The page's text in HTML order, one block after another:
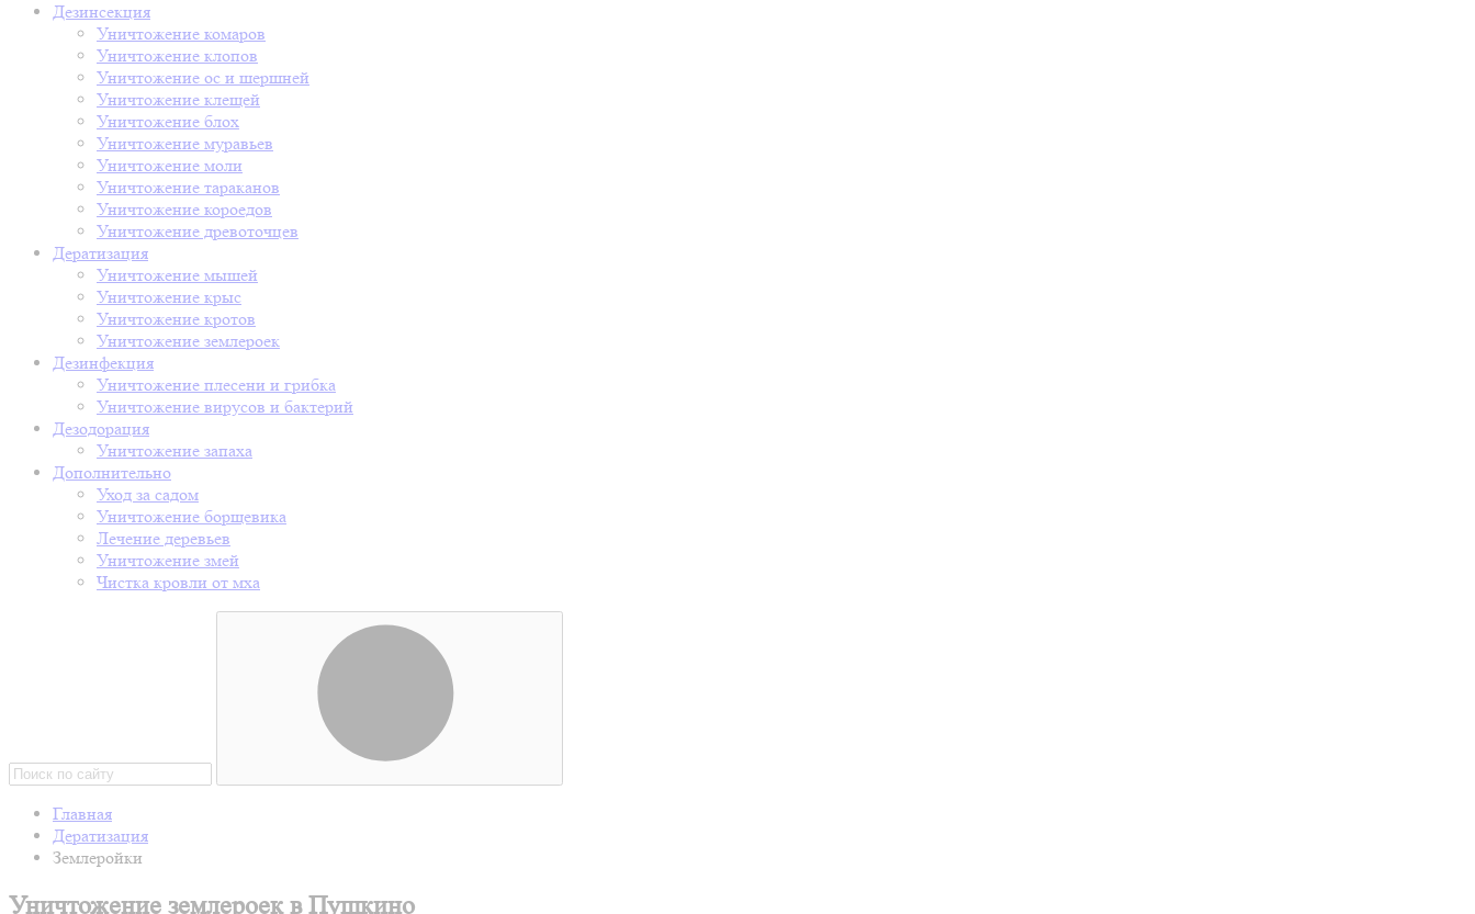
Дезинсекция
Уничтожение комаров
Уничтожение клопов
Уничтожение ос и шершней
Уничтожение клещей
Уничтожение блох
Уничтожение муравьев
Уничтожение моли
Уничтожение тараканов
Уничтожение короедов
Уничтожение древоточцев
Дератизация
Уничтожение мышей
Уничтожение крыс
Уничтожение кротов
Уничтожение землероек
Дезинфекция
Уничтожение плесени и грибка
Уничтожение вирусов и бактерий
Дезодорация
Уничтожение запаха
Дополнительно
Уход за садом
Уничтожение борщевика
Лечение деревьев
Уничтожение змей
Чистка кровли от мха
Главная
Дератизация
Землеройки
Уничтожение землероек в Пушкино